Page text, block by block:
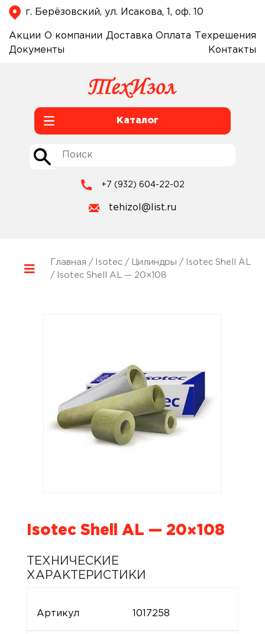
г. Берёзовский, ул. Исакова, 1, оф. 10
Акции О компании Доставка Оплата
Техрешения
Документы
Контакты
Каталог
+7 (932) 604-22-02
tehizol@list.ru
Главная / Isotec/ Цилиндры /
Isotec Shell AL
/ Isotec Shell AL — 20×108
Isotec Shell AL — 20×108
ТЕХНИЧЕСКИЕ
ХАРАКТЕРИСТИКИ
Артикул 1017258